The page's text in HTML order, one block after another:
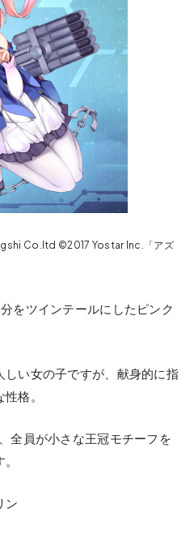
Co.ltd ©2017 Yostar Inc.「アズ
をツインテールにしたピンク
い女の子ですが、献身的に指
格。
全員が小さな王冠モチーフを
ン